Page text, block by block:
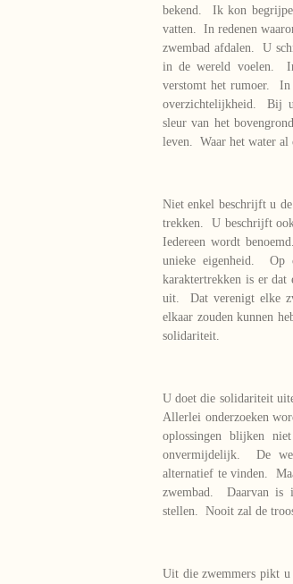
bekend. Ik kon
vatten. In redenen
zwembad afdalen. U
in de wereld voelen.
verstomt het rumoer. In
overzichtelijkheid. Bij
sleur van het
leven. Waar het water al
Niet enkel beschrijft u
trekken. U beschrijft
Iedereen wordt
unieke eigenheid. Op
karaktertrekken is er
uit. Dat verenigt elke
elkaar zouden kunnen
solidariteit.
U doet die solidariteit
Allerlei onderzoeken
oplossingen blijken
onvermijdelijk. De
alternatief te vinden.
zwembad. Daarvan is
stellen. Nooit zal de
Uit die zwemmers pikt u